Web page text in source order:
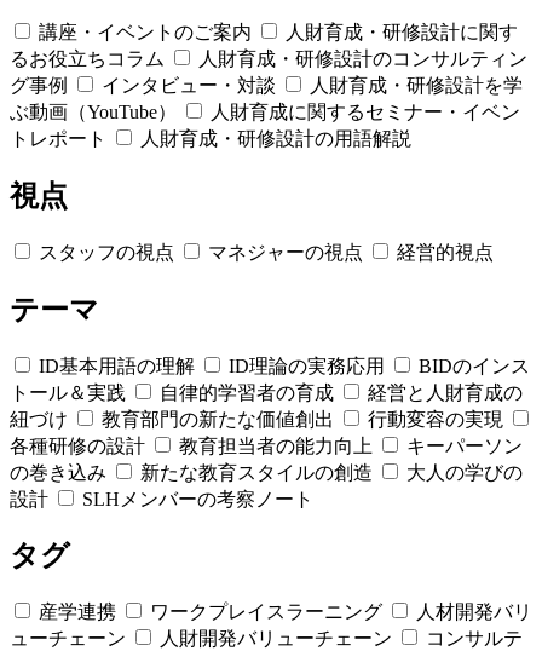
講座・イベントのご案内
人財育成・研修設計に関す
るお役立ちコラム
人財育成・研修設計のコンサルティン
グ事例
インタビュー・対談
人財育成・研修設計を学
ぶ動画（YouTube）
人財育成に関するセミナー・イベン
トレポート
人財育成・研修設計の用語解説
視点
スタッフの視点 マネジャーの視点 経営的視点
テーマ
ID基本用語の理解 ID理論の実務応用
BIDのインス
トール＆実践
自律的学習者の育成
経営と人財育成の
紐づけ
教育部門の新たな価値創出
行動変容の実現
各種研修の設計
教育担当者の能力向上
キーパーソン
の巻き込み
新たな教育スタイルの創造
大人の学びの
設計
SLHメンバーの考察ノート
タグ
産学連携 ワークプレイスラーニング
人材開発バリ
ューチェーン
人財開発バリューチェーン
コンサルテ